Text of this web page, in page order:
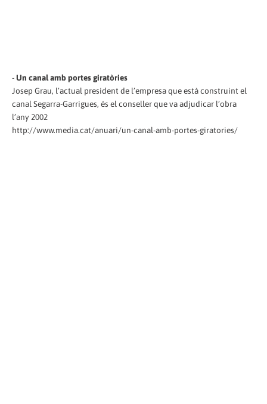
-Un canal amb portes giratòries
Josep Grau, l’actual president de l’empresa que està construint el
canal Segarra-Garrigues, és el conseller que va adjudicar l’obra
l’any 2002
http://www.media.cat/anuari/un-canal-amb-portes-giratories/